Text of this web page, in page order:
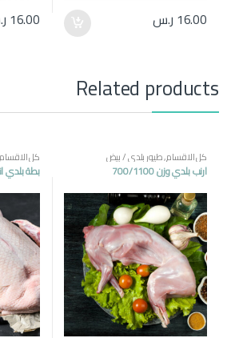
16.00 ر.س 16.00
Related products
كل الاقسام,طيور بلدي / بيض
ارنب بلدي وزن 700/1100
كل الاقسام
بطة بلدي انثي 1200